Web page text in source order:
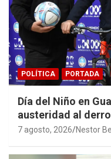
POLÍTICA PORTADA
Día del Niño en
austeridad al
7 agosto, 2026 Nestor